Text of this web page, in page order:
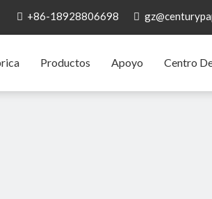
 +86-18928806698 
Productos Apoyo Centro